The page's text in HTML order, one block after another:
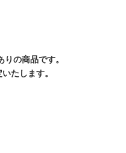
の商品です。
たします。